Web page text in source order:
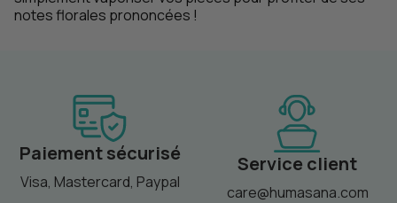
notes florales prononcées !
Paiement sécurisé
Visa, Mastercard, Paypal
Service client
care@humasana.com